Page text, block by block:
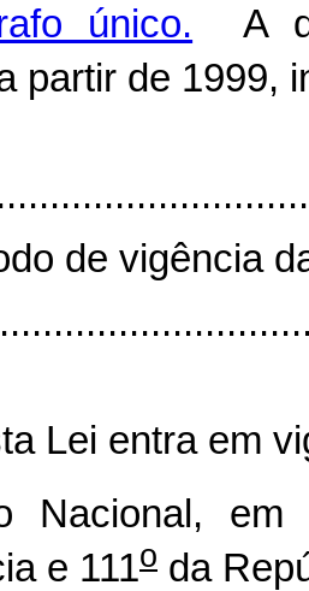
único. A
partir de 1999,
de vigência
Lei entra em
Nacional,
e 111o da